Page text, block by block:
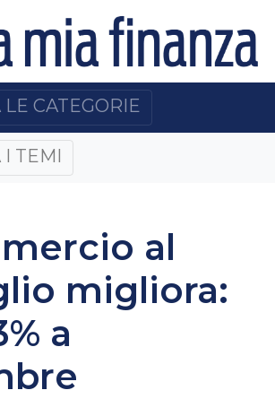
LE CATEGORIE
I TEMI
al
migliora:
a